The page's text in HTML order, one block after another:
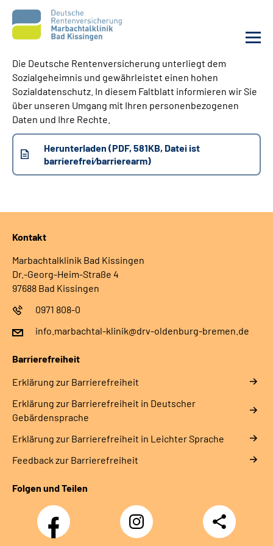
Unsere Klinik
Unsere Angebote
Service
Sozialdienste & Zuweisende
Leichte Sprache
Gebärdensprache
Die Deutsche Rentenversicherung unterliegt dem
Sozialgeheimnis und gewährleistet einen hohen
Sozialdatenschutz. In diesem Faltblatt informieren wir Sie
über unseren Umgang mit Ihren personenbezogenen
Daten und Ihre Rechte.
Herunterladen (PDF, 581KB, Datei ist
barrierefrei⁄barrierearm)
Kontakt
Marbachtalklinik Bad Kissingen
Dr.-Georg-Heim-Straße 4
97688 Bad Kissingen
0971 808-0
info.marbachtal-klinik@drv-oldenburg-bremen.de
Barrierefreiheit
Erklärung zur Barrierefreiheit
Erklärung zur Barrierefreiheit in Deutscher
Gebärdensprache
Erklärung zur Barrierefreiheit in Leichter Sprache
Feedback zur Barrierefreiheit
Folgen und Teilen
Facebook Instagram
Teilen